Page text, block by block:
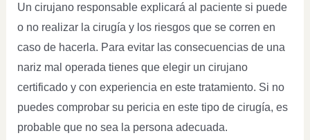
Un cirujano responsable explicará al paciente si puede
o no realizar la cirugía y los riesgos que se corren en
caso de hacerla. Para evitar las consecuencias de una
nariz mal operada tienes que elegir un cirujano
certificado y con experiencia en este tratamiento. Si no
puedes comprobar su pericia en este tipo de cirugía, es
probable que no sea la persona adecuada.